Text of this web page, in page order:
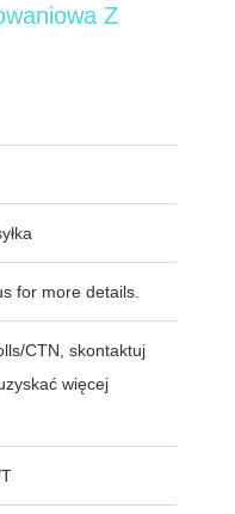
Z
for more details.
CTN, skontaktuj
więcej